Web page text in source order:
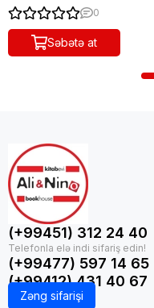
0
Səbətə at
(+99451) 312 24 40
(+99477) 597 14 65
(+99412) 431 40 67
Zəng sifarişi